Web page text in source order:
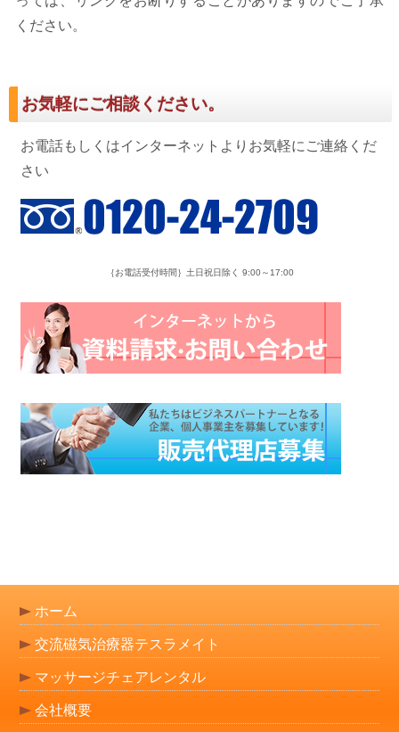
ください。
お気軽にご相談ください。
お電話もしくはインターネットよりお気軽にご連絡くだ
さい
｛お電話受付時間｝土日祝日除く 9:00～17:00
ホーム
交流磁気治療器テスラメイト
マッサージチェアレンタル
会社概要